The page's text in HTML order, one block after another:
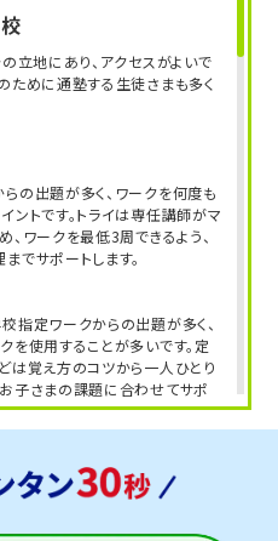
子学院中、筑波大学附属
渋谷中、慶應義塾普通
足学園中、渋谷教育学園
数
ら、受験に強いトライに
の一部。
福田 操
立地にあり、アクセスがよいで
ために通塾する生徒さまも多く
の出題が多く、ワークを何度も
ントです。トライは専任講師がマ
ワークを最低3周できるよう、
でサポートします。
指定ワークからの出題が多く、
を使用することが多いです。定
は覚え方のコツから一人ひとり
子さまの課題に合わせてサポ